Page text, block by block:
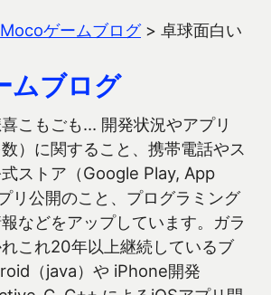
Mocoゲームブログ> 卓球面白い
ムブログ
こもごも… 開発状況やアプリ
数）に関すること、携帯電話やス
ストア（Google Play, App
リ公開のこと、プログラミング
などをアップしています。ガラ
これ20年以上継続しているブ
（java）や iPhone開発